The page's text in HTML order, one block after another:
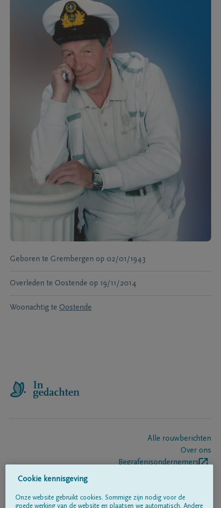
Geboren te Grembergen op 02/01/1943
Overleden te Oostende op 19/11/2014
Woonachtig te Oostende
Alle rouwberichten
Over ons
Begrafenisondernemers
Cookie kennisgeving
Onze website gebruikt cookies. Sommige zijn nodig voor de
goede werking van de website en plaatsen we automatisch. Andere